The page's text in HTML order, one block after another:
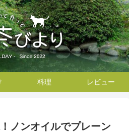
料理 レビュー
ノンオイルでプレーン